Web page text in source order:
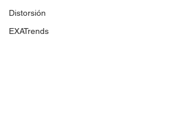
Distorsión
EXATrends